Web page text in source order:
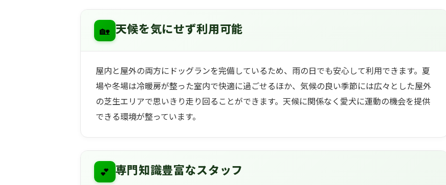
🏡 天候を気にせず利用可能
屋内と屋外の両方にドッグランを完備しているため、雨の日でも安心して利用できます。夏
場や冬場は冷暖房が整った室内で快適に過ごせるほか、気候の良い季節には広々とした屋外
の芝生エリアで思いきり走り回ることができます。天候に関係なく愛犬に運動の機会を提供
できる環境が整っています。
💕 専門知識豊富なスタッフ